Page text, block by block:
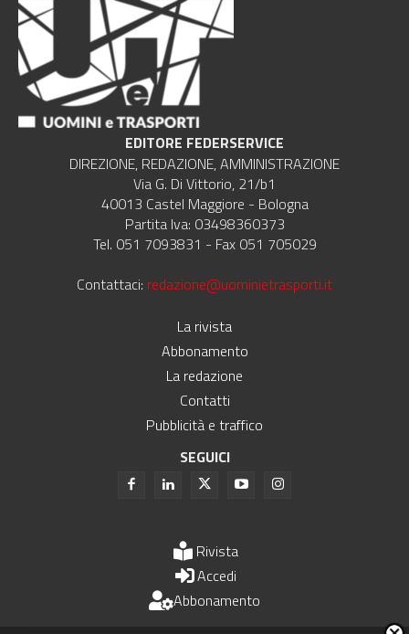
EDITORE FEDERSERVICE
DIREZIONE, REDAZIONE, AMMINISTRAZIONE
Via G. Di Vittorio, 21/b1
40013 Castel Maggiore - Bologna
Partita Iva: 03498360373
Tel. 051 7093831 - Fax 051 705029
Contattaci: redazione@uominietrasporti.it
La rivista
Abbonamento
La redazione
Contatti
Pubblicità e traffico
SEGUICI
Rivista
Accedi
Abbonamento